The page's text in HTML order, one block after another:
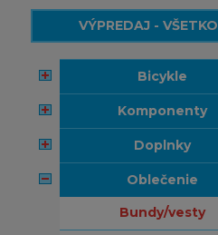
VÝPREDAJ - VŠETKO
bicykle
komponenty
doplnky
oblečenie
bundy/vesty